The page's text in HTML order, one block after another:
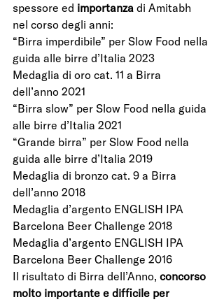
spessore ed importanza di Amitabh
nel corso degli anni:
“Birra imperdibile” per Slow Food nella
guida alle birre d’Italia 2023
Medaglia di oro cat. 11 a Birra
dell’anno 2021
“Birra slow” per Slow Food nella guida
alle birre d’Italia 2021
“Grande birra” per Slow Food nella
guida alle birre d’Italia 2019
Medaglia di bronzo cat. 9 a Birra
dell’anno 2018
Medaglia d’argento ENGLISH IPA
Barcelona Beer Challenge 2018
Medaglia d’argento ENGLISH IPA
Barcelona Beer Challenge 2016
Il risultato di Birra dell’Anno, concorso
molto importante e difficile per